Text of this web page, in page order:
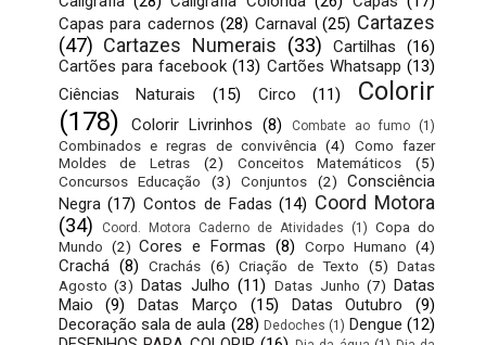
Capas para cadernos (28) Carnaval (25) Cartazes
(47) Cartazes Numerais (33) Cartilhas
(16)
Cartões para facebook (13) Cartões Whatsapp (13)
Ciências Naturais
(15) Circo (11)
Colorir
(178)
Colorir Livrinhos (8) Combate ao fumo (1)
Combinados e regras de convivência (4)
Como fazer
Moldes de Letras
(2) Conceitos Matemáticos
(5)
Concursos Educação
(3) Conjuntos (2)
Consciência
Negra (17) Contos de Fadas (14) Coord Motora
(34)
Coord. Motora Caderno de Atividades (1) Copa do
Mundo (2) Cores e Formas (8) Corpo Humano (4)
Crachá (8) Crachás (6) Criação de Texto (5) Datas
Agosto (3) Datas Julho (11) Datas Junho (7) Datas
Maio
(9) Datas Março (15) Datas Outubro
(9)
Decoração sala de aula (28) Dedoches (1) Dengue (12)